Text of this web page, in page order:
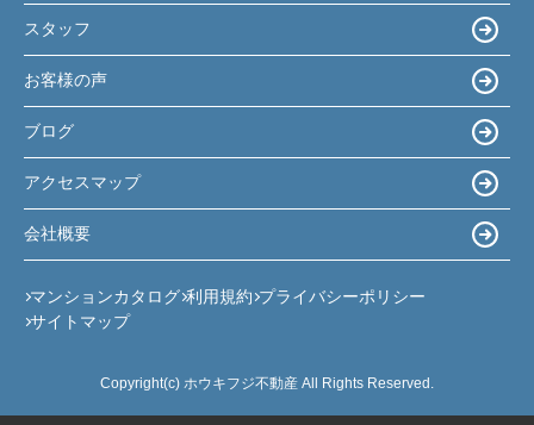
スタッフ
お客様の声
ブログ
アクセスマップ
会社概要
マンションカタログ 利用規約 プライバシーポリシー
サイトマップ
Copyright(c) ホウキフジ不動産 All Rights Reserved.